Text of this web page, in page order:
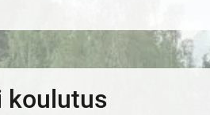
koulutus